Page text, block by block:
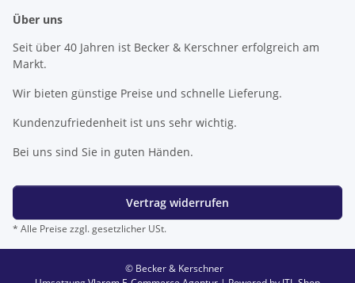
Über uns
Seit über 40 Jahren ist Becker & Kerschner erfolgreich am
Markt.
Wir bieten günstige Preise und schnelle Lieferung.
Kundenzufriedenheit ist uns sehr wichtig.
Bei uns sind Sie in guten Händen.
Vertrag widerrufen
* Alle Preise zzgl. gesetzlicher USt.
© Becker & Kerschner